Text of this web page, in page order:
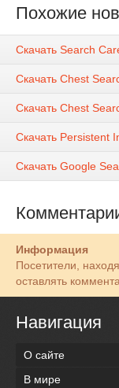
Похожие
Скачать Search
Скачать Chest
Скачать Chest
Скачать Persistent
Скачать Google
Информация
Посетители,
оставлять
Навигация
О сайте
В мире